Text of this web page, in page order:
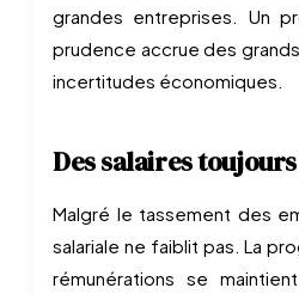
grandes entreprises. Un
prudence accrue des
incertitudes économiques.
Des salaires
Malgré le tassement des
salariale ne faiblit pas. La
rémunérations se